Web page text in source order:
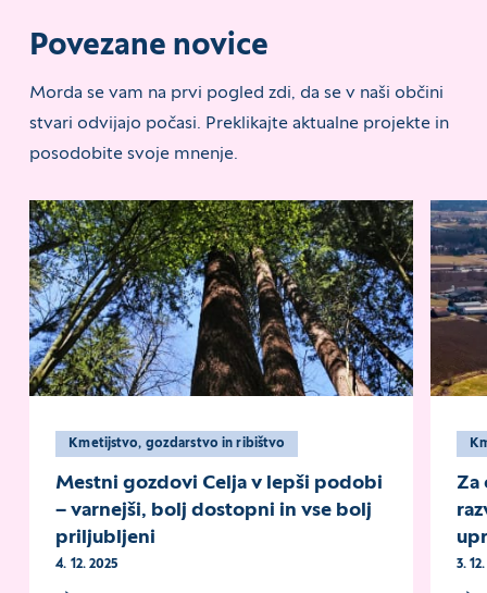
Povezane novice
Morda se vam na prvi pogled zdi, da se v naši občini
stvari odvijajo počasi. Preklikajte aktualne projekte in
posodobite svoje mnenje.
Kmetijstvo, gozdarstvo in ribištvo
Mestni gozdovi Celja v lepši podobi
– varnejši, bolj dostopni in vse bolj
priljubljeni
4. 12. 2025
Za
3.